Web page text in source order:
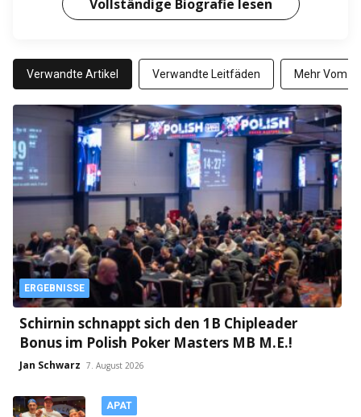
Vollständige Biografie lesen
Verwandte Artikel Verwandte Leitfäden Mehr Vom
ERGEBNISSE
Schirnin schnappt sich den 1B Chipleader
Bonus im Polish Poker Masters MB M.E.!
Jan Schwarz 7. August 2026
APAT